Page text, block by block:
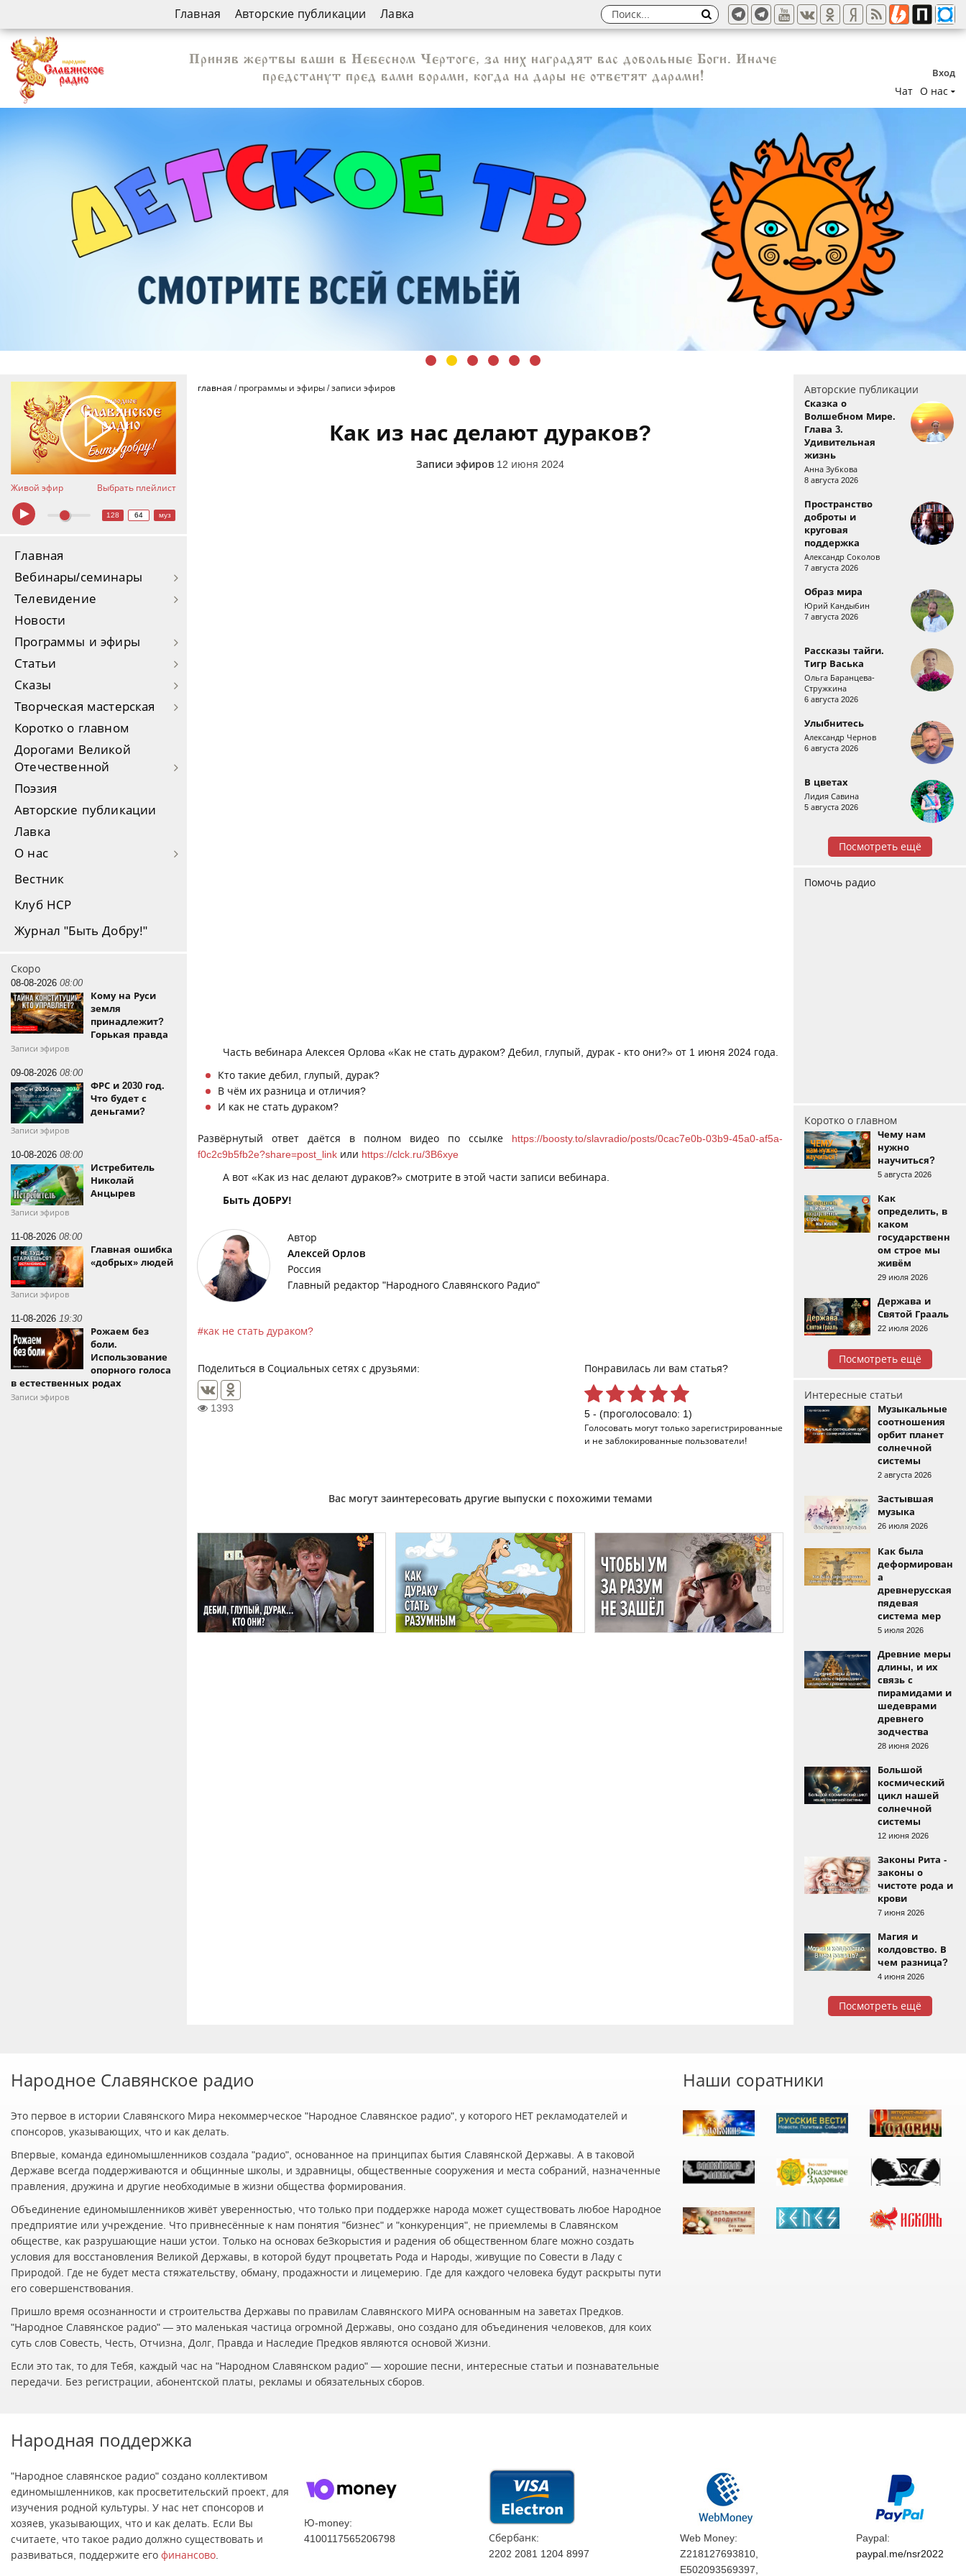
Главная Авторские публикации Лавка
Вход
Чат О нас
Приняв жертвы ваши в Небесном Чертоге, за них наградят вас довольные Боги. Иначе
предстанут пред вами ворами, когда на дары не ответят дарами!
Живой эфир Выбрать плейлист
128 64 муз
Главная
Вебинары/семинары
Телевидение
Новости
Программы и эфиры
Статьи
Сказы
Творческая мастерская
Коротко о главном
Дорогами Великой
Отечественной
Поэзия
Авторские публикации
Лавка
О нас
Вестник
Клуб НСР
Журнал "Быть Добру!"
Скоро
08-08-2026 08:00
Кому на Руси
земля
принадлежит?
Горькая правда
Записи эфиров
09-08-2026 08:00
ФРС и 2030 год.
Что будет с
деньгами?
Записи эфиров
10-08-2026 08:00
Истребитель
Николай
Анцырев
Записи эфиров
11-08-2026 08:00
Главная ошибка
«добрых» людей
Записи эфиров
11-08-2026 19:30
Рожаем без
боли.
Использование
опорного голоса
в естественных родах
Записи эфиров
главная / программы и эфиры /записи эфиров
Как из нас делают дураков?
Записи эфиров 12 июня 2024
Часть вебинара Алексея Орлова «Как не стать дураком? Дебил, глупый, дурак - кто они?» от 1 июня 2024 года.
Кто такие дебил, глупый, дурак?
В чём их разница и отличия?
И как не стать дураком?
Развёрнутый ответ даётся в полном видео по ссылке https://boosty.to/slavradio/posts/0cac7e0b-03b9-45a0-af5a-
f0c2c9b5fb2e?share=post_link или https://clck.ru/3B6xye
А вот «Как из нас делают дураков?» смотрите в этой части записи вебинара.
Быть ДОБРУ!
Автор
Алексей Орлов
Россия
Главный редактор "Народного Славянского Радио"
как не стать дураком?
Поделиться в Социальных сетях с друзьями:
1393
Понравилась ли вам статья?
5 - (проголосовало: 1)
Голосовать могут только зарегистрированные
и не заблокированные пользователи!
Вас могут заинтересовать другие выпуски с похожими темами
Авторские публикации
Сказка о
Волшебном Мире.
Глава 3.
Удивительная
жизнь
Анна Зубкова
8 августа 2026
Пространство
доброты и
круговая
поддержка
Александр Соколов
7 августа 2026
Образ мира
Юрий Кандыбин
7 августа 2026
Рассказы тайги.
Тигр Васька
Ольга Баранцева-
Стружкина
6 августа 2026
Улыбнитесь
Александр Чернов
6 августа 2026
В цветах
Лидия Савина
5 августа 2026
Посмотреть ещё
Помочь радио
Коротко о главном
Чему нам
нужно
научиться?
5 августа 2026
Как
определить, в
каком
государственн
ом строе мы
живём
29 июля 2026
Держава и
Святой Грааль
22 июля 2026
Посмотреть ещё
Интересные статьи
Музыкальные
соотношения
орбит планет
солнечной
системы
2 августа 2026
Застывшая
музыка
26 июля 2026
Как была
деформирован
а
древнерусская
пядевая
система мер
5 июля 2026
Древние меры
длины, и их
связь с
пирамидами и
шедеврами
древнего
зодчества
28 июня 2026
Большой
космический
цикл нашей
солнечной
системы
12 июня 2026
Законы Рита -
законы о
чистоте рода и
крови
7 июня 2026
Магия и
колдовство. В
чем разница?
4 июня 2026
Посмотреть ещё
Народное Славянское радио
Это первое в истории Славянского Мира некоммерческое "Народное Славянское радио", у которого НЕТ рекламодателей и
спонсоров, указывающих, что и как делать.
Впервые, команда единомышленников создала "радио", основанное на принципах бытия Славянской Державы. А в таковой
Державе всегда поддерживаются и общинные школы, и здравницы, общественные сооружения и места собраний, назначенные
правления, дружина и другие необходимые в жизни общества формирования.
Объединение единомышленников живёт уверенностью, что только при поддержке народа может существовать любое Народное
предприятие или учреждение. Что привнесённые к нам понятия "бизнес" и "конкуренция", не приемлемы в Славянском
обществе, как разрушающие наши устои. Только на основах беЗкорыстия и радения об общественном благе можно создать
условия для восстановления Великой Державы, в которой будут процветать Рода и Народы, живущие по Совести в Ладу с
Природой. Где не будет места стяжательству, обману, продажности и лицемерию. Где для каждого человека будут раскрыты пути
его совершенствования.
Пришло время осознанности и строительства Державы по правилам Славянского МИРА основанным на заветах Предков.
"Народное Славянское радио" — это маленькая частица огромной Державы, оно создано для объединения человеков, для коих
суть слов Совесть, Честь, Отчизна, Долг, Правда и Наследие Предков являются основой Жизни.
Если это так, то для Тебя, каждый час на "Народном Славянском радио" — хорошие песни, интересные статьи и познавательные
передачи. Без регистрации, абонентской платы, рекламы и обязательных сборов.
Наши соратники
Народная поддержка
"Народное славянское радио" создано коллективом
единомышленников, как просветительский проект, для
изучения родной культуры. У нас нет спонсоров и
хозяев, указывающих, что и как делать. Если Вы
считаете, что такое радио должно существовать и
развиваться, поддержите его финансово
Ю-money:
4100117565206798
Сбербанк:
2202 2081 1204 8997
Web Money:
Z218127693810,
E502093569397,
Paypal:
paypal.me/nsr2022